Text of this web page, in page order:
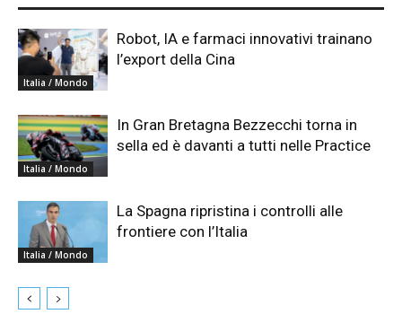
Italia / Mondo
Robot, IA e farmaci innovativi trainano
l’export della Cina
Italia / Mondo
In Gran Bretagna Bezzecchi torna in
sella ed è davanti a tutti nelle Practice
Italia / Mondo
La Spagna ripristina i controlli alle
frontiere con l’Italia